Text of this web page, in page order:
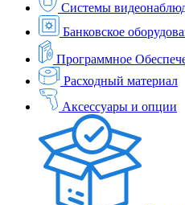
Системы
Банковское
Программное
Расходный материал
Аксессуары и опции